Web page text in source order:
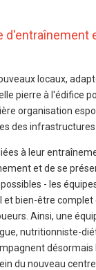
d'entraînement
locaux,
pierre à l'édifice
organisation
des infrastructures
à leur
et de se
- les
et bien-être
Ainsi, une
nutritionniste-
désormais
du nouveau